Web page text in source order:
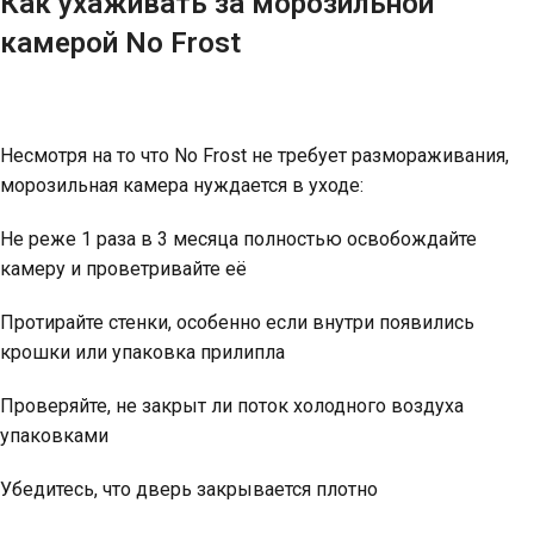
камерой No Frost
Несмотря на то что No Frost не требует размораживания,
морозильная камера нуждается в уходе:
Не реже 1 раза в 3 месяца полностью освобождайте
камеру и проветривайте её
Протирайте стенки, особенно если внутри появились
крошки или упаковка прилипла
Проверяйте, не закрыт ли поток холодного воздуха
упаковками
Убедитесь, что дверь закрывается плотно